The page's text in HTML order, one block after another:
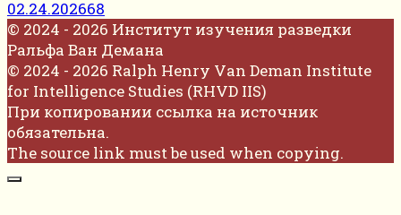
02.24.202668
© 2024 - 2026 Институт изучения разведки
Ральфа Ван Демана
© 2024 - 2026 Ralph Henry Van Deman Institute
for Intelligence Studies (RHVD IIS)
При копировании ссылка на источник
обязательна.
The source link must be used when copying.